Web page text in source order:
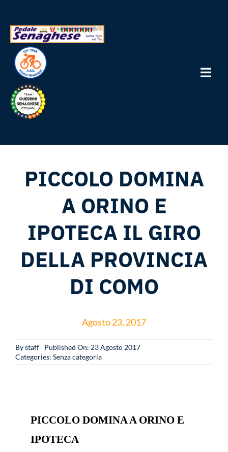
contenuto
Home
Società
I nostri Atleti
Contatti
PICCOLO DOMINA
A ORINO E
IPOTECA IL GIRO
DELLA PROVINCIA
DI COMO
Agosto 23, 2017
Bystaff
Published On: 23 Agosto 2017
Categories: Senza categoria
PICCOLO DOMINA A ORINO E
IPOTECA